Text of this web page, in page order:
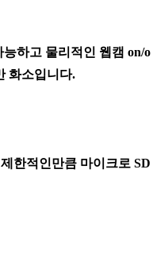
하고 물리적인 웹캠 on/o
화소입니다.
한적인만큼 마이크로 SD